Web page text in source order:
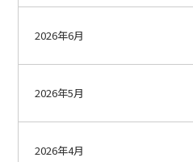
2026年6月
2026年5月
2026年4月